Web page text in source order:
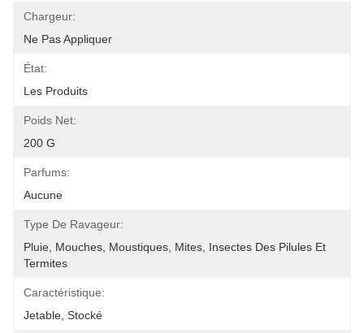
Chargeur:
Ne Pas Appliquer
État:
Les Produits
Poids Net:
200 G
Parfums:
Aucune
Type De Ravageur:
Pluie, Mouches, Moustiques, Mites, Insectes Des Pilules Et
Termites
Caractéristique:
Jetable, Stocké